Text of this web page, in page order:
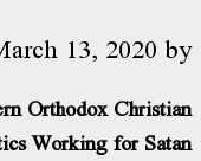
13, 2020 by
Orthodox Christian
Working for Satan